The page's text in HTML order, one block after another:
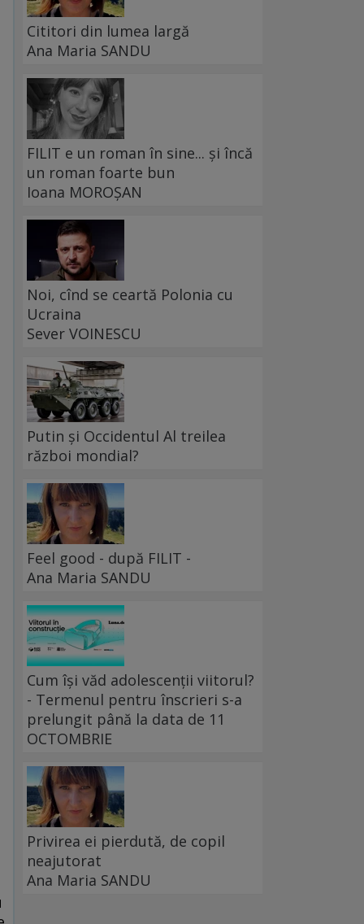
Cititori din lumea largă
Ana Maria SANDU
FILIT e un roman în sine... și încă
un roman foarte bun
Ioana MOROȘAN
Noi, cînd se ceartă Polonia cu
Ucraina
Sever VOINESCU
Putin și Occidentul Al treilea
război mondial?
Feel good - după FILIT -
Ana Maria SANDU
Cum își văd adolescenții viitorul?
- Termenul pentru înscrieri s-a
prelungit până la data de 11
OCTOMBRIE
Privirea ei pierdută, de copil
neajutorat
Ana Maria SANDU